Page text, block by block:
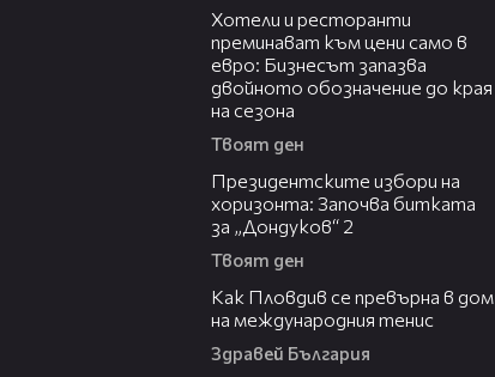
Хотели и ресторанти
преминават към цени само в
евро: Бизнесът запазва
двойното обозначение до края
на сезона
Твоят ден
Президентските избори на
хоризонта: Започва битката
за „Дондуков“ 2
Твоят ден
Как Пловдив се превърна в дом
на международния тенис
Здравей България